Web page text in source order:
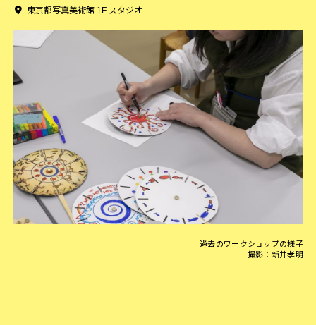
東京都写真美術館 1F スタジオ
過去のワークショップの様子
撮影：新井孝明